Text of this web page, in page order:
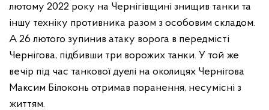
лютому 2022 року на Чернігівщині знищив танки та
іншу техніку противника разом з особовим складом.
А 26 лютого зупинив атаку ворога в передмісті
Чернігова, підбивши три ворожих танки. У той же
вечір під час танкової дуелі на околицях Чернігова
Максим Білоконь отримав поранення, несумісні з
життям.